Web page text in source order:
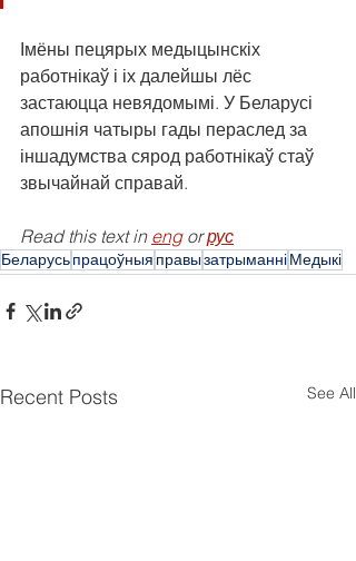
Імёны пецярых медыцынскіх
работнікаў і іх далейшы лёс
застаюцца невядомымі. У Беларусі
апошнія чатыры гады пераслед за
іншадумства сярод работнікаў стаў
звычайнай справай.
Read this text in eng or рус
Беларусьпрацоўныя правызатрыманніМедыкі
Recent Posts See All